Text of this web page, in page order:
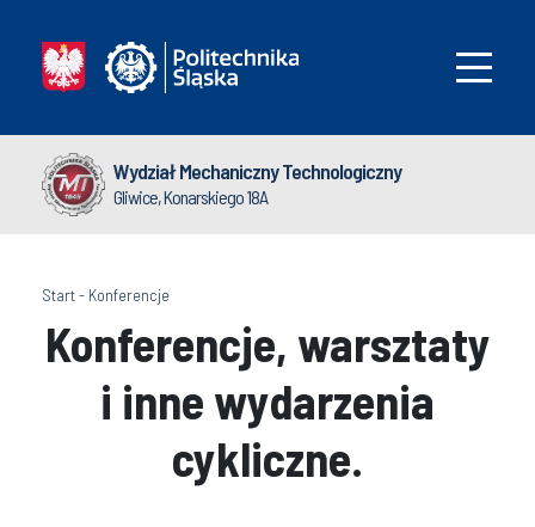
Wydział Mechaniczny Technologiczny
Gliwice, Konarskiego 18A
Start- Konferencje
Konferencje, warsztaty
i inne wydarzenia
cykliczne.